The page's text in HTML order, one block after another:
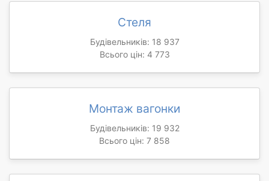
Стеля
Будівельників: 18 937
Всього цін: 4 773
Монтаж вагонки
Будівельників: 19 932
Всього цін: 7 858